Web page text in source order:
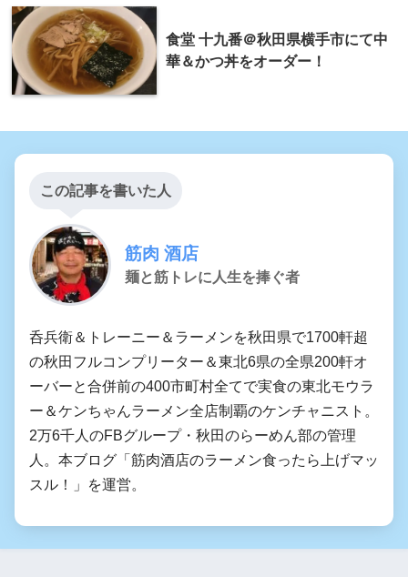
食堂 十九番＠秋田県横手市にて中
華＆かつ丼をオーダー！
この記事を書いた人
筋肉 酒店
麺と筋トレに人生を捧ぐ者
呑兵衛＆トレーニー＆ラーメンを秋田県で1700軒超
の秋田フルコンプリーター＆東北6県の全県200軒オ
ーバーと合併前の400市町村全てで実食の東北モウラ
ー＆ケンちゃんラーメン全店制覇のケンチャニスト。
2万6千人のFBグループ・秋田のらーめん部の管理
人。本ブログ「筋肉酒店のラーメン食ったら上げマッ
スル！」を運営。